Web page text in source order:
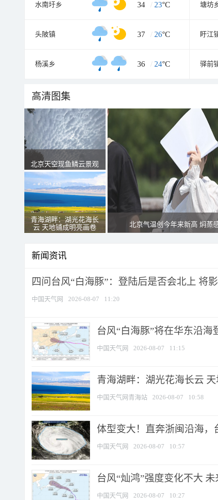
水南圩乡 34 / 23°C 塘坊
头陂镇 37 / 26°C 盱江
杨溪乡 36 / 24°C 驿前
高清图集
北京天空现鱼鳞云景观
青海湖畔：湖光花海长
云 天地铺成明亮画卷
北京气温创今年来新高 焖蒸
新闻资讯
四问台风“白海豚”：登陆后是否会北上 将
中国天气网 2026-08-07 11:20
台风“白海豚”将在华东沿
中国天气网 2026-08-07 11:15
青海湖畔：湖光花海长云
中国天气网青海站 2026-08-07 10:58
体型变大！直奔浙闽沿海，
中国天气网 2026-08-07 10:57
台风“灿鸿”强度变化不大
中国天气网 2026-08-07 10:27